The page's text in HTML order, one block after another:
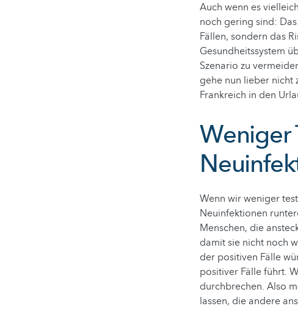
Auch wenn es
noch gering sind:
Fällen, sondern das
Gesundheitssystem
Szenario zu
gehe nun lieber nicht
Frankreich in den
Weniger
Wenn wir weniger
Neuinfektionen
Menschen, die
damit sie nicht noch
der positiven Fälle
positiver Fälle führt.
durchbrechen. Also
lassen, die andere